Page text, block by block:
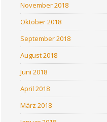
November 2018
Oktober 2018
September 2018
August 2018
Juni 2018
April 2018
März 2018